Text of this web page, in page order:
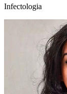
Infectologia